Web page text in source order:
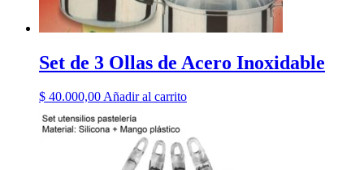
Set de 3 Ollas de Acero Inoxidable
$ 40.000,00Añadir al carrito